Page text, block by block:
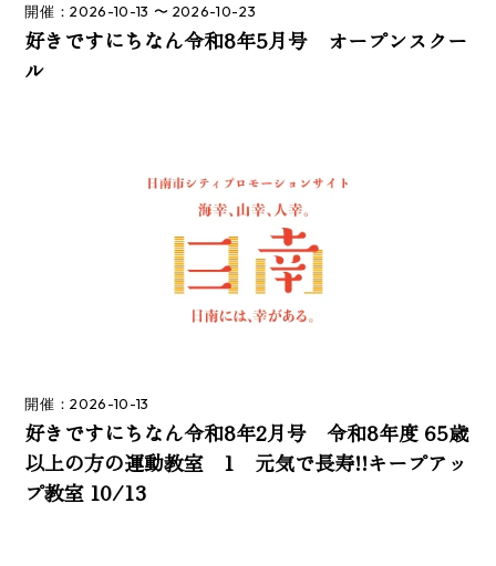
開催：2026-10-13 〜 2026-10-23
好きですにちなん令和8年5月号 オープンスクー
ル
開催：2026-10-13
好きですにちなん令和8年2月号 令和8年度 65歳
以上の方の運動教室 1 元気で長寿!!キープアッ
プ教室 10/13